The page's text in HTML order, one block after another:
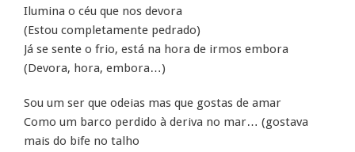
Ilumina o céu que nos devora
(Estou completamente pedrado)
Já se sente o frio, está na hora de irmos embora
(Devora, hora, embora…)
Sou um ser que odeias mas que gostas de amar
Como um barco perdido à deriva no mar… (gostava
mais do bife no talho